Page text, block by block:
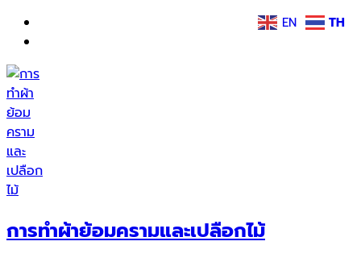
Skip
content
การทำผ้าย้อมครามและเปลือกไม้
EN TH